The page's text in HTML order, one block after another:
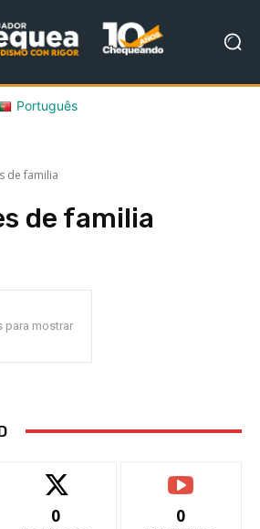
Português
de familia
de familia
para mostrar
0 0